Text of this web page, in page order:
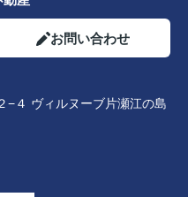
お問い合わせ
−４ ヴィルヌーブ片瀬江の島